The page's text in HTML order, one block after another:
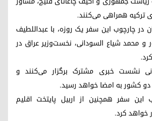
همراهی می‌کنند.
در چارچوب این سفر یک روزه، با عبداللطیف
محمد شیاع السودانی، نخست‌وزیر عراق در
نشست خبری مشترک برگزار می‌کنند و
دو کشور به امضا خواهد رسید.
این سفر همچنین از اربیل پایتخت اقلیم
خواهد کرد.